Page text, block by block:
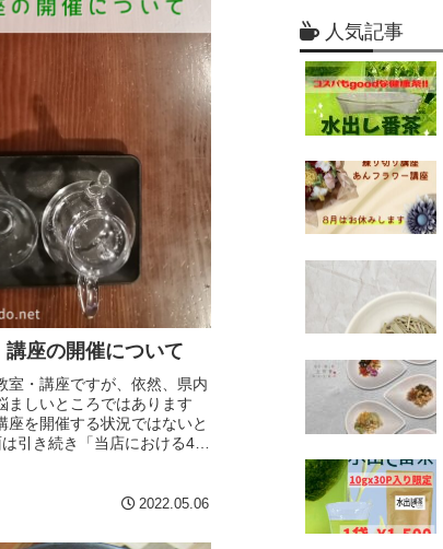
座の開催について
室・講座ですが、依然、県内
ましいところではあります
を開催する状況ではないと
引き続き「当店における4月
2022.05.06
人気記事